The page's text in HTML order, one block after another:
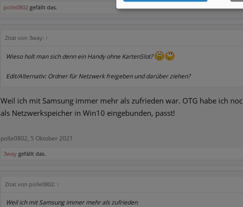
polle0802 gefällt das.
Zitat von 3way: ↑
Wieso holt man sich denn ein Handy ohne KartenSlot?
Edit/Alternativ: Ordner für Netzwerk freigeben und darüber ziehen?
Weil ich mit Samsung immer mehr als zufrieden war. OTG habe ich
als Netzwerkspeicher in Win10 eingebunden, passt!
polle0802, 5 Oktober 2021
3way gefällt das.
Zitat von polle0802: ↑
Weil ich mit Samsung immer mehr als zufrieden